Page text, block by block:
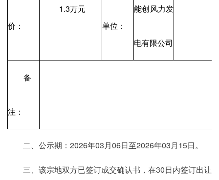
价：
1.3万元
单位：
能创风力发
电有限公司
备
注：
二、公示期：2026年03月06日至2026年03月15日。
三、该宗地双方已签订成交确认书，在30日内签订出让